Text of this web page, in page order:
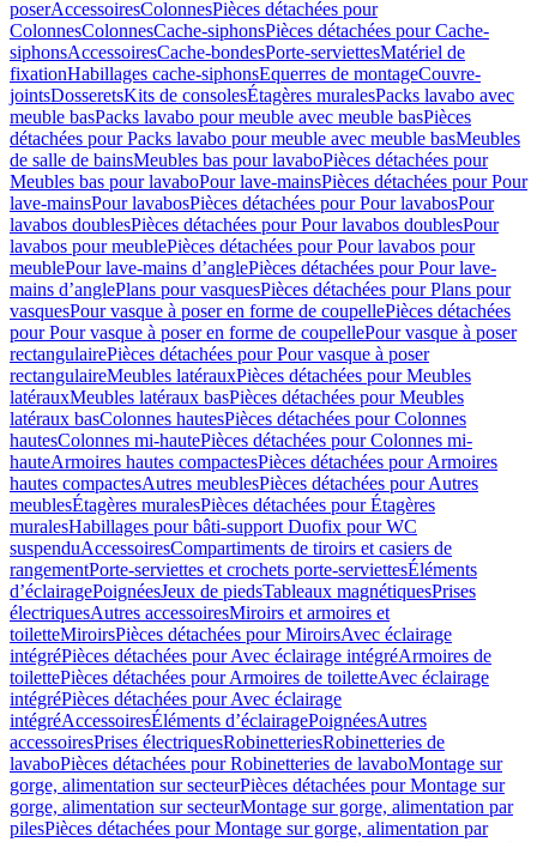
poserAccessoiresColonnesPièces détachées pour
ColonnesColonnesCache-siphonsPièces détachées pour Cache-
siphonsAccessoiresCache-bondesPorte-serviettesMatériel de
fixationHabillages cache-siphonsEquerres de montageCouvre-
jointsDosseretsKits de consolesÉtagères muralesPacks lavabo avec
meuble basPacks lavabo pour meuble avec meuble basPièces
détachées pour Packs lavabo pour meuble avec meuble basMeubles
de salle de bainsMeubles bas pour lavaboPièces détachées pour
Meubles bas pour lavaboPour lave-mainsPièces détachées pour Pour
lave-mainsPour lavabosPièces détachées pour Pour lavabosPour
lavabos doublesPièces détachées pour Pour lavabos doublesPour
lavabos pour meublePièces détachées pour Pour lavabos pour
meublePour lave-mains d’anglePièces détachées pour Pour lave-
mains d’anglePlans pour vasquesPièces détachées pour Plans pour
vasquesPour vasque à poser en forme de coupellePièces détachées
pour Pour vasque à poser en forme de coupellePour vasque à poser
rectangulairePièces détachées pour Pour vasque à poser
rectangulaireMeubles latérauxPièces détachées pour Meubles
latérauxMeubles latéraux basPièces détachées pour Meubles
latéraux basColonnes hautesPièces détachées pour Colonnes
hautesColonnes mi-hautePièces détachées pour Colonnes mi-
hauteArmoires hautes compactesPièces détachées pour Armoires
hautes compactesAutres meublesPièces détachées pour Autres
meublesÉtagères muralesPièces détachées pour Étagères
muralesHabillages pour bâti-support Duofix pour WC
suspenduAccessoiresCompartiments de tiroirs et casiers de
rangementPorte-serviettes et crochets porte-serviettesÉléments
d’éclairagePoignéesJeux de piedsTableaux magnétiquesPrises
électriquesAutres accessoiresMiroirs et armoires et
toiletteMiroirsPièces détachées pour MiroirsAvec éclairage
intégréPièces détachées pour Avec éclairage intégréArmoires de
toilettePièces détachées pour Armoires de toiletteAvec éclairage
intégréPièces détachées pour Avec éclairage
intégréAccessoiresÉléments d’éclairagePoignéesAutres
accessoiresPrises électriquesRobinetteriesRobinetteries de
lavaboPièces détachées pour Robinetteries de lavaboMontage sur
gorge, alimentation sur secteurPièces détachées pour Montage sur
gorge, alimentation sur secteurMontage sur gorge, alimentation par
pilesPièces détachées pour Montage sur gorge, alimentation par